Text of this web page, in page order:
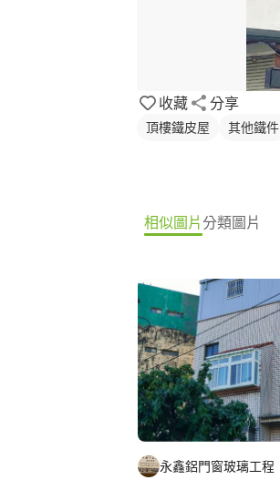
收藏 分享
頂樓鐵皮屋 其他鐵件
相似圖片分類圖片
永鑫鋁門窗玻璃工程